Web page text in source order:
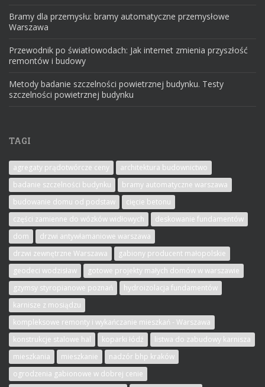
Bramy dla przemysłu: bramy automatyczne przemysłowe
Warszawa
Przewodnik po światłowodach: Jak internet zmienia przyszłość
remontów i budowy
Metody badanie szczelności powietrznej budynku. Testy
szczelności powietrznej budynku
TAGI
agregaty prądotwórcze ceny
architektura budownictwo
badanie szczelności budynku
bramy automatyczne warszawa
budowanie domu od podstaw
cięcie betonu
części zamienne do wózków widłowych
deskowanie fundamentów
dom
drzwi antywłamaniowe warszawa
drzwi zewnętrzne Warszawa
gabiony producent małopolskie
geodeci wodzisław
gotowe projekty małych domów w warszawie
gzymsy styropianowe poznań
hydroizolacja fundamentów
karnisze z mosiądzu
kompleksowe remonty i wykańczanie mieszkań - Warszawa
konstrukcje stalowe hal
koparki łódź
listwa do zabudowy karnisza
mieszkania
mieszkanie
nadzór bhp kraków
ogrodzenia gabionowe w dobrej cenie